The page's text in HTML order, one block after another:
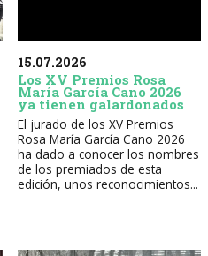
15.07.2026
Los XV Premios Rosa
María García Cano 2026
ya tienen galardonados
El jurado de los XV Premios
Rosa María García Cano 2026
ha dado a conocer los nombres
de los premiados de esta
edición, unos reconocimientos...